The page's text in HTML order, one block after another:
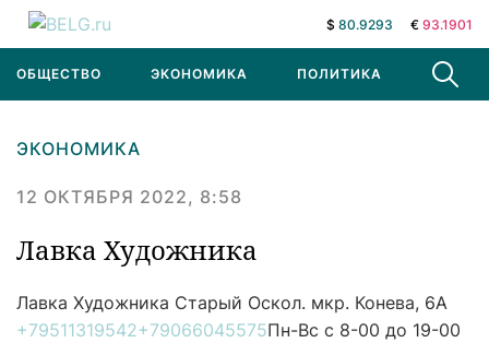
$ 80.9293 € 93.1901
ОБЩЕСТВО ЭКОНОМИКА ПОЛИТИКА В МИРЕ
ЭКОНОМИКА
12 ОКТЯБРЯ 2022, 8:58
Лавка Художника
Лавка Художника Старый Оскол. мкр. Конева, 6А
+79511319542+79066045575Пн-Вс с 8-00 до 19-00